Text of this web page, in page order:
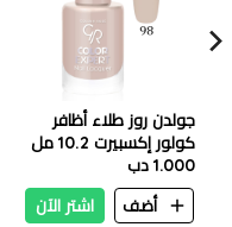
جولدن روز طلاء أظافر
كولور إكسبيرت 10.2 مل
- 98
1.000 دب
أضف
اشتر الآن